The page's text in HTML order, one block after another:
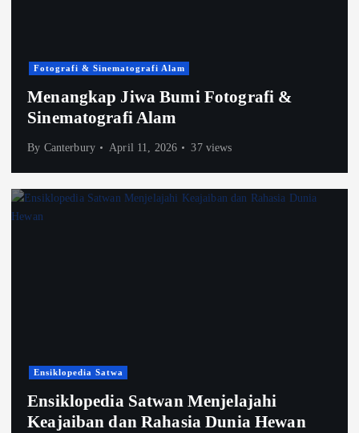
Fotografi & Sinematografi Alam
Menangkap Jiwa Bumi Fotografi &
Sinematografi Alam
By Canterbury April 11, 2026 37 views
Ensiklopedia Satwa
Ensiklopedia Satwan Menjelajahi
Keajaiban dan Rahasia Dunia Hewan